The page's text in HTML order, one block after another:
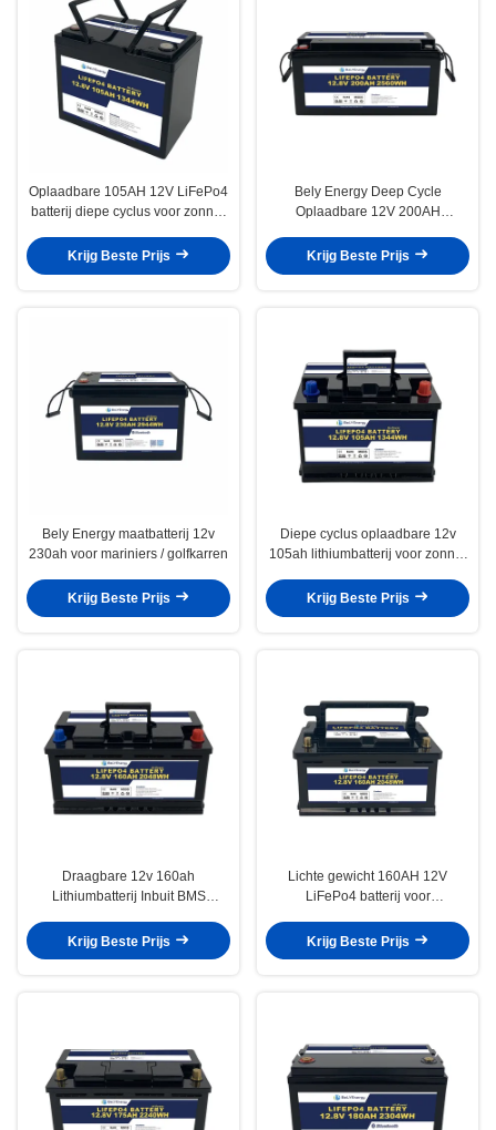
Oplaadbare 105AH 12V LiFePo4
batterij diepe cyclus voor zonne-
Krijg Beste Prijs
Bely Energy Deep Cycle
Oplaadbare 12V 200AH
Apparatuur EV-boten
Krijg Beste Prijs
Bely Energy maatbatterij 12v
230ah voor mariniers / golfkarren
Krijg Beste Prijs
Diepe cyclus oplaadbare 12v
105ah lithiumbatterij voor zonne-
Krijg Beste Prijs
Draagbare 12v 160ah
Lithiumbatterij Inbuit BMS
Yachit
Krijg Beste Prijs
Lichte gewicht 160AH 12V
LiFePo4 batterij voor
Krijg Beste Prijs